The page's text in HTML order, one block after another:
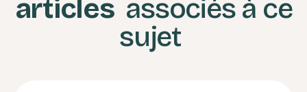
articles associés à ce
sujet